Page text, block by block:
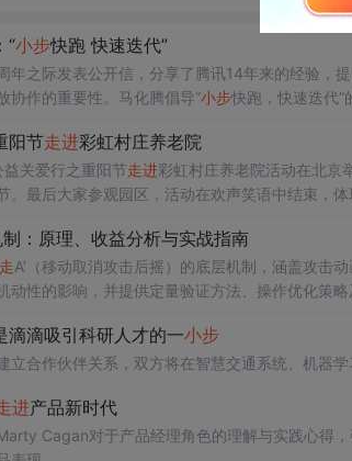
“小步快跑 快速迭代”
年之际发表公开信，分享了腾讯14年来的经验，
协作的重要性。马化腾倡导“小步快跑，快速迭代”
阳节走进彩虹村庄养老院
关爱行之重阳节走进彩虹村庄养老院活动在北京
。最后大家参观园区，活动在欢声笑语中结束，体
：原理、收益分析与实战指南
走A’（移动取消攻击后摇）的底层机制，涵盖攻击
动性的影响，并提供定量验证方法、操作优化策
滴滴吸引科研人才的一小步
立合作伙伴关系，双方将在智慧交通系统、机器
进产品新时代
Cagan对于产品经理角色的理解与实践心得